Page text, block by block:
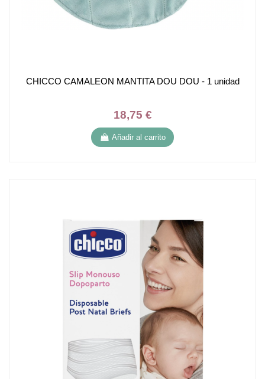
CHICCO CAMALEON MANTITA DOU DOU - 1 unidad
18,75 €
Añadir al carrito